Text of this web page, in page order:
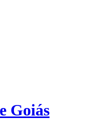
Goiás